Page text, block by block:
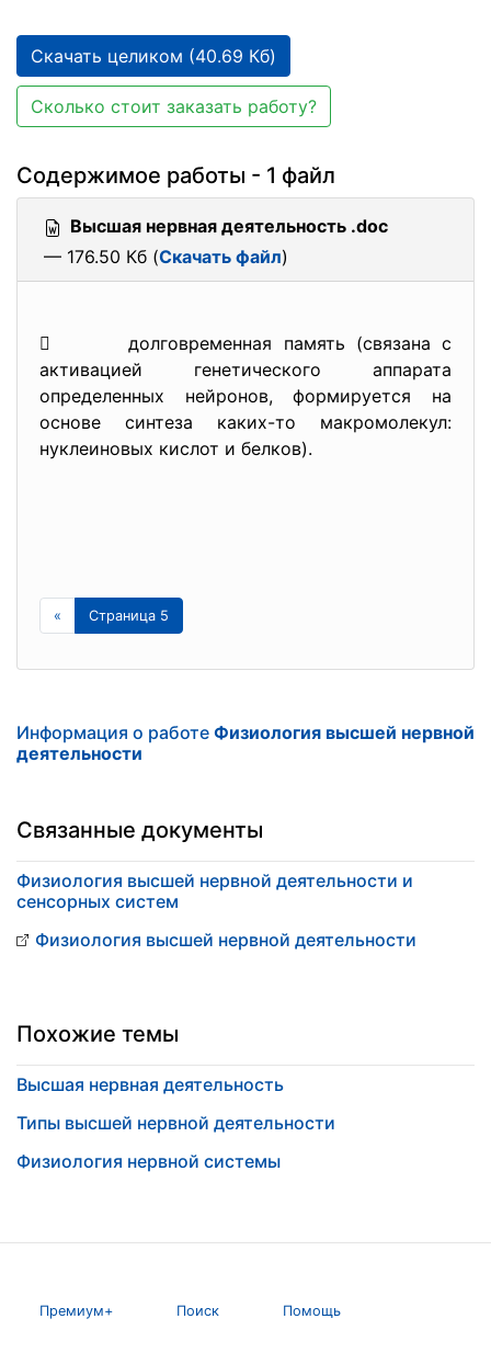
Скачать целиком (40.69 Кб)
Сколько стоит заказать работу?
Содержимое работы - 1 файл
Высшая нервная деятельность .doc
— 176.50 Кб (Скачать файл)
 долговременная память (связана с
активацией генетического аппарата
определенных нейронов, формируется на
основе синтеза каких-то макромолекул:
нуклеиновых кислот и белков).
« Страница 5
Информация о работе Физиология высшей нервной
деятельности
Связанные документы
Физиология высшей нервной деятельности и
сенсорных систем
Физиология высшей нервной деятельности
Похожие темы
Высшая нервная деятельность
Типы высшей нервной деятельности
Физиология нервной системы
Премиум+ Поиск Помощь